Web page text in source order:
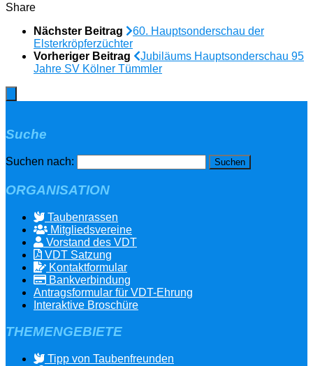
Share
Nächster Beitrag
60. Hauptsonderschau der
Elsterkröpferzüchter
Vorheriger Beitrag
Jubiläums Hauptsonderschau 95
Jahre SV Kölner Tümmler
Suche
Suchen nach:
ORGANISATION
Taubenrassen
Mitgliedsvereine
Vorstand des VDT
VDT Satzung
Kontaktformular
Bankverbindung
Antragsformular für VDT-Ehrung
Interaktive Broschüre
THEMENGEBIETE
Tipp von Taubenfreunden